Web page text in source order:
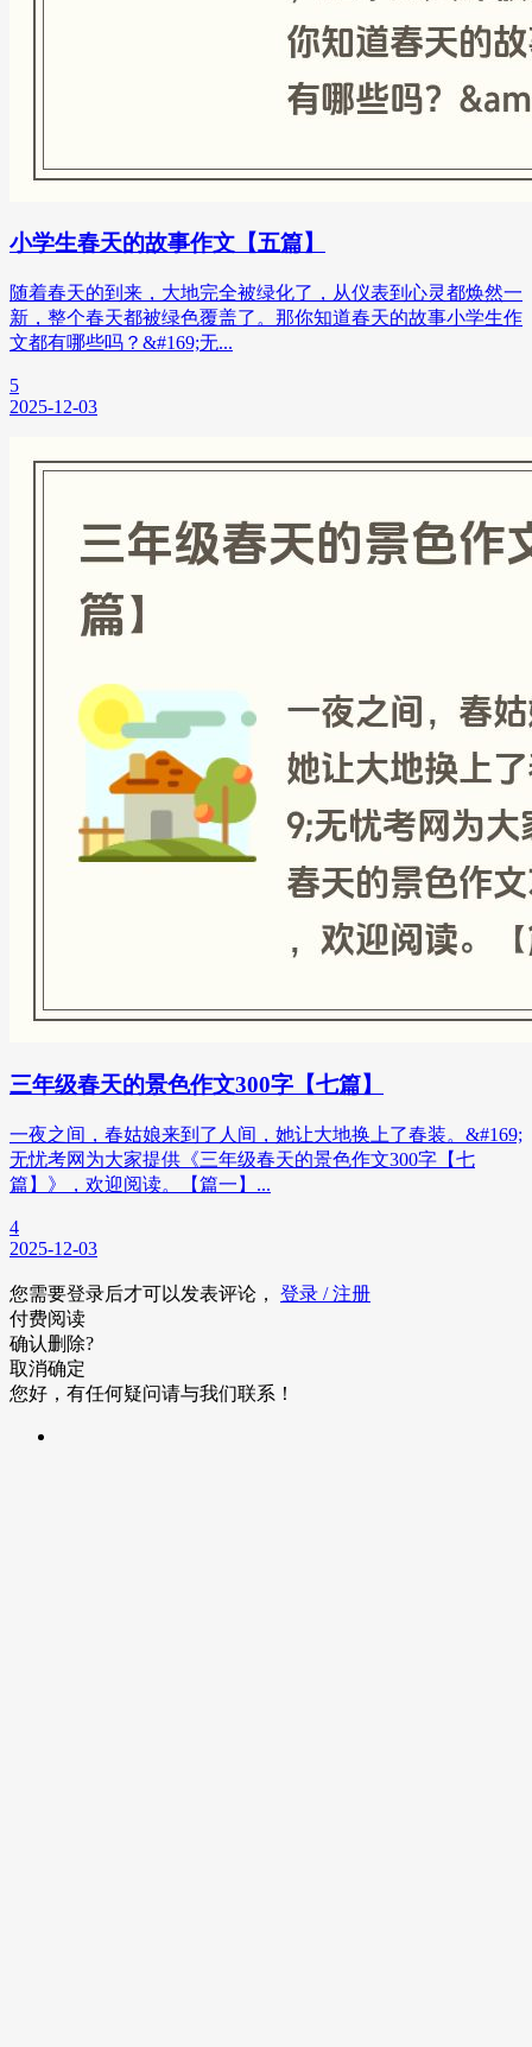
小学生春天的故事作文【五篇】
随着春天的到来，大地完全被绿化了，从仪表到心灵都焕然一
新，整个春天都被绿色覆盖了。那你知道春天的故事小学生作
文都有哪些吗？&#169;无...
5
2025-12-03
三年级春天的景色作文300字【七篇】
一夜之间，春姑娘来到了人间，她让大地换上了春装。&#169;
无忧考网为大家提供《三年级春天的景色作文300字【七
篇】》，欢迎阅读。【篇一】...
4
2025-12-03
您需要登录后才可以发表评论， 登录 / 注册
付费阅读
确认删除?
取消确定
您好，有任何疑问请与我们联系！